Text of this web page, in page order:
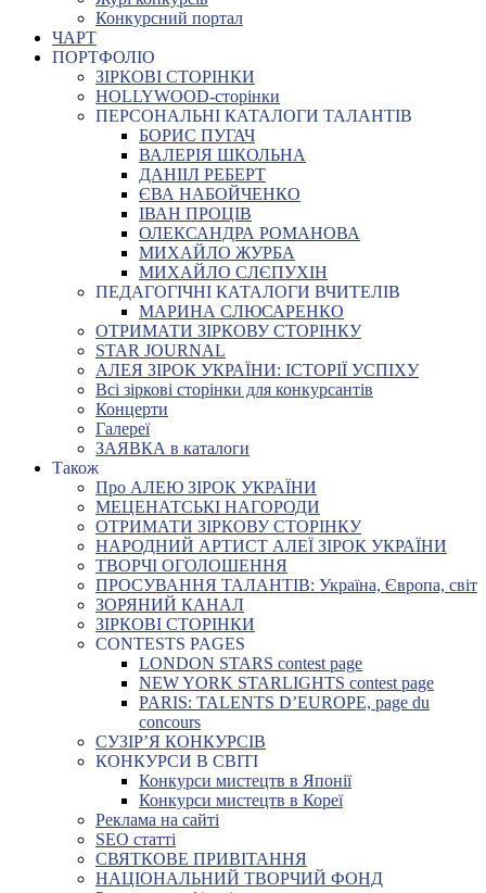
Конкурсний портал
ЧАРТ
ПОРТФОЛІО
ЗІРКОВІ СТОРІНКИ
HOLLYWOOD-сторінки
ПЕРСОНАЛЬНІ КАТАЛОГИ ТАЛАНТІВ
БОРИС ПУГАЧ
ВАЛЕРІЯ ШКОЛЬНА
ДАНІІЛ РЕБЕРТ
ЄВА НАБОЙЧЕНКО
ІВАН ПРОЦІВ
ОЛЕКСАНДРА РОМАНОВА
МИХАЙЛО ЖУРБА
МИХАЙЛО СЛЄПУХІН
ПЕДАГОГІЧНІ КАТАЛОГИ ВЧИТЕЛІВ
МАРИНА СЛЮСАРЕНКО
ОТРИМАТИ ЗІРКОВУ СТОРІНКУ
STAR JOURNAL
АЛЕЯ ЗІРОК УКРАЇНИ: ІСТОРІЇ УСПІХУ
Всі зіркові сторінки для конкурсантів
Концерти
Галереї
ЗАЯВКА в каталоги
Також
Про АЛЕЮ ЗІРОК УКРАЇНИ
МЕЦЕНАТСЬКІ НАГОРОДИ
ОТРИМАТИ ЗІРКОВУ СТОРІНКУ
НАРОДНИЙ АРТИСТ АЛЕЇ ЗІРОК УКРАЇНИ
ТВОРЧІ ОГОЛОШЕННЯ
ПРОСУВАННЯ ТАЛАНТІВ: Україна, Європа, світ
ЗОРЯНИЙ КАНАЛ
ЗІРКОВІ СТОРІНКИ
CONTESTS PAGES
LONDON STARS contest page
NEW YORK STARLIGHTS contest page
PARIS: TALENTS D’EUROPE, page du
concours
СУЗІР’Я КОНКУРСІВ
КОНКУРСИ В СВІТІ
Конкурси мистецтв в Японії
Конкурси мистецтв в Кореї
Реклама на сайті
SEO статті
СВЯТКОВЕ ПРИВІТАННЯ
НАЦІОНАЛЬНИЙ ТВОРЧИЙ ФОНД